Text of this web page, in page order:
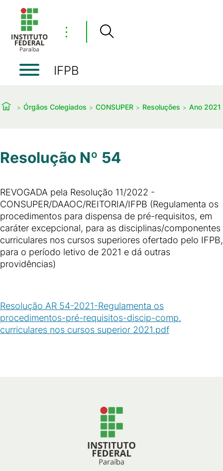
⋮
IFPB
Órgãos Colegiados CONSUPER Resoluções Ano 2021
Resolução Nº 54
REVOGADA pela Resolução 11/2022 -
CONSUPER/DAAOC/REITORIA/IFPB (Regulamenta os
procedimentos para dispensa de pré-requisitos, em
caráter excepcional, para as disciplinas/componentes
curriculares nos cursos superiores ofertado pelo IFPB,
para o período letivo de 2021 e dá outras
providências)
Resolução AR 54-2021-Regulamenta os
procedimentos-pré-requisitos-discip-comp.
curriculares nos cursos superior 2021.pdf